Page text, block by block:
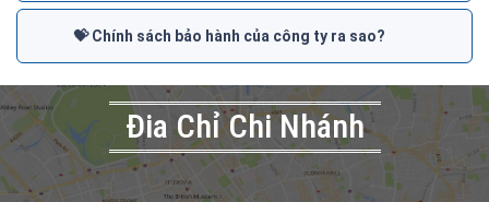
💝 Chính sách bảo hành của công ty ra sao?
Đia Chỉ Chi Nhánh